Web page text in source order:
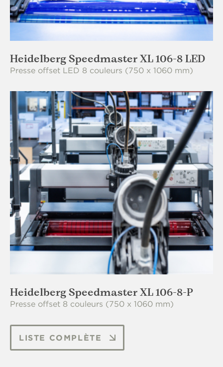
Heidelberg Speedmaster XL 106-8 LED
Presse offset LED 8 couleurs (750 x 1060 mm)
Heidelberg Speedmaster XL 106-8-P
Presse offset 8 couleurs (750 x 1060 mm)
offset à feuilles
LISTE COMPLÈTE